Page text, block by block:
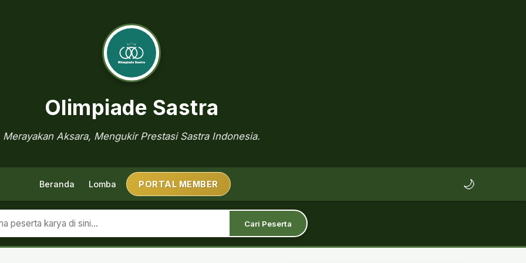
Olimpiade Sastra
Merayakan Aksara, Mengukir Prestasi Sastra Indonesia.
Beranda Lomba PORTAL MEMBER 🌙
Cari Peserta